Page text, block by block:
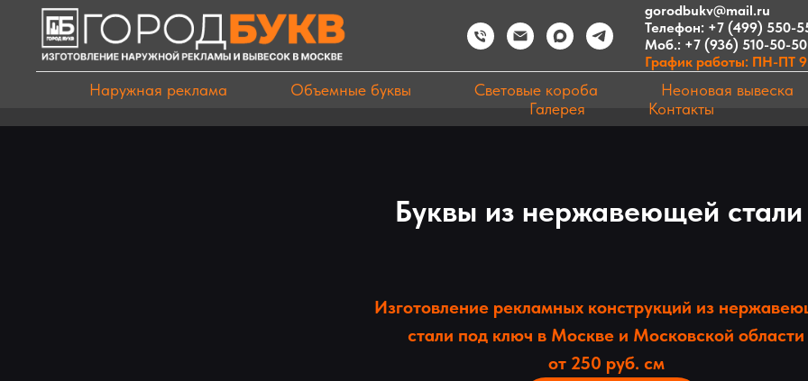
gorodbukv@mail.ru
Телефон: +7 (499) 550-
Моб.: +7 (936) 510-50-50
График работы: ПН-ПТ
Наружная реклама Объемные буквы Световые короба
Неоновая вывеска
Галерея
Контакты
Буквы из нержавеющей стали
Изготовление рекламных конструкций из
стали под ключ в Москве и Московской области
от 250 руб. см